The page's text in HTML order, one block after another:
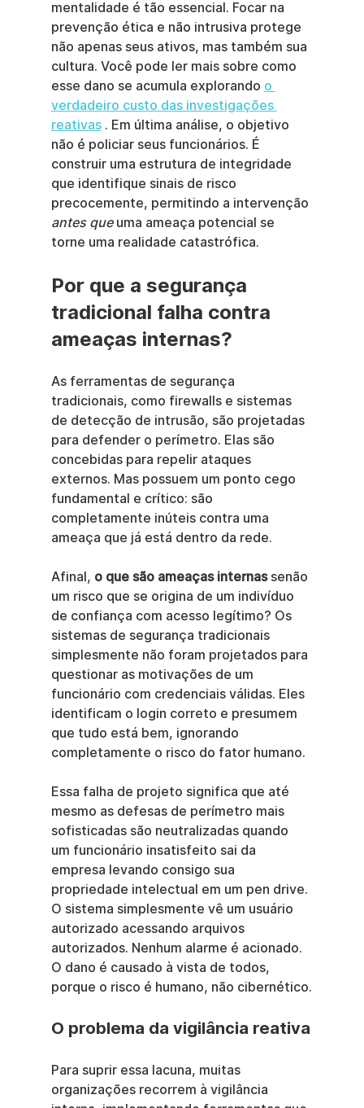
mentalidade é tão essencial. Focar na
prevenção ética e não intrusiva protege
não apenas seus ativos, mas também sua
cultura. Você pode ler mais sobre como
esse dano se acumula explorando o
verdadeiro custo das investigações
reativas . Em última análise, o objetivo
não é policiar seus funcionários. É
construir uma estrutura de integridade
que identifique sinais de risco
precocemente, permitindo a intervenção
antes que uma ameaça potencial se
torne uma realidade catastrófica.
Por que a segurança
tradicional falha contra
ameaças internas?
As ferramentas de segurança
tradicionais, como firewalls e sistemas
de detecção de intrusão, são projetadas
para defender o perímetro. Elas são
concebidas para repelir ataques
externos. Mas possuem um ponto cego
fundamental e crítico: são
completamente inúteis contra uma
ameaça que já está dentro da rede.
Afinal, o que são ameaças internas senão
um risco que se origina de um indivíduo
de confiança com acesso legítimo? Os
sistemas de segurança tradicionais
simplesmente não foram projetados para
questionar as motivações de um
funcionário com credenciais válidas. Eles
identificam o login correto e presumem
que tudo está bem, ignorando
completamente o risco do fator humano.
Essa falha de projeto significa que até
mesmo as defesas de perímetro mais
sofisticadas são neutralizadas quando
um funcionário insatisfeito sai da
empresa levando consigo sua
propriedade intelectual em um pen drive.
O sistema simplesmente vê um usuário
autorizado acessando arquivos
autorizados. Nenhum alarme é acionado.
O dano é causado à vista de todos,
porque o risco é humano, não cibernético.
O problema da vigilância reativa
Para suprir essa lacuna, muitas
organizações recorrem à vigilância